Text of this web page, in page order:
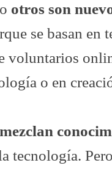
otros son
se basan en
voluntarios
o en
tecnología.